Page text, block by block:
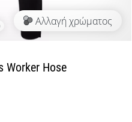
Αλλαγή χρώματος
Worker Hose